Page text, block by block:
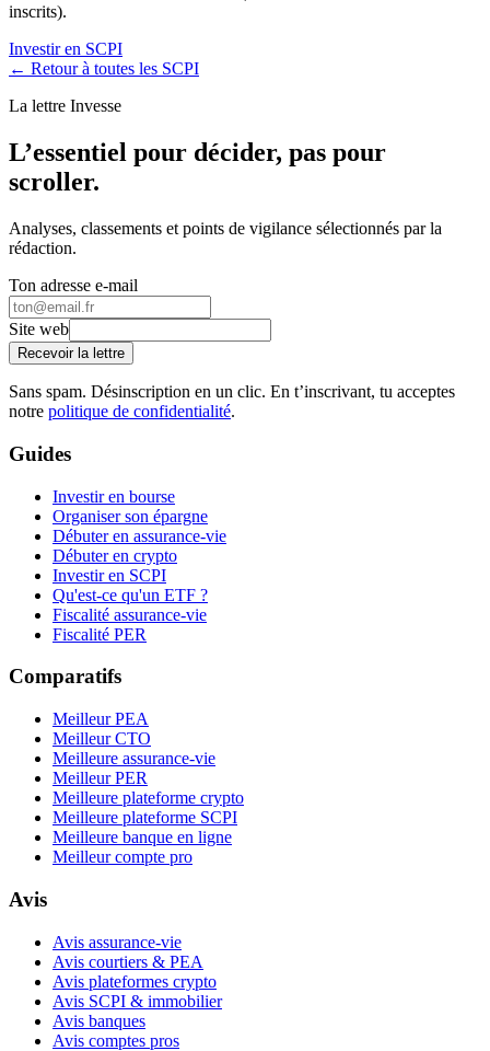
inscrits).
Investir en SCPI
← Retour à toutes les SCPI
La lettre Invesse
L’essentiel pour décider, pas pour
scroller.
Analyses, classements et points de vigilance sélectionnés par la
rédaction.
Ton adresse e-mail
Site web
Recevoir la lettre
Sans spam. Désinscription en un clic. En t’inscrivant, tu acceptes
notre politique de confidentialité.
Guides
Investir en bourse
Organiser son épargne
Débuter en assurance-vie
Débuter en crypto
Investir en SCPI
Qu'est-ce qu'un ETF ?
Fiscalité assurance-vie
Fiscalité PER
Comparatifs
Meilleur PEA
Meilleur CTO
Meilleure assurance-vie
Meilleur PER
Meilleure plateforme crypto
Meilleure plateforme SCPI
Meilleure banque en ligne
Meilleur compte pro
Avis
Avis assurance-vie
Avis courtiers & PEA
Avis plateformes crypto
Avis SCPI & immobilier
Avis banques
Avis comptes pros